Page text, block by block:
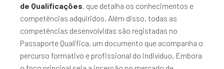
de Qualificações, que detalha os conhecimentos e
competências adquiridos. Além disso, todas as
competências desenvolvidas são registadas no
Passaporte Qualifica, um documento que acompanha o
percurso formativo e profissional do indivíduo. Embora